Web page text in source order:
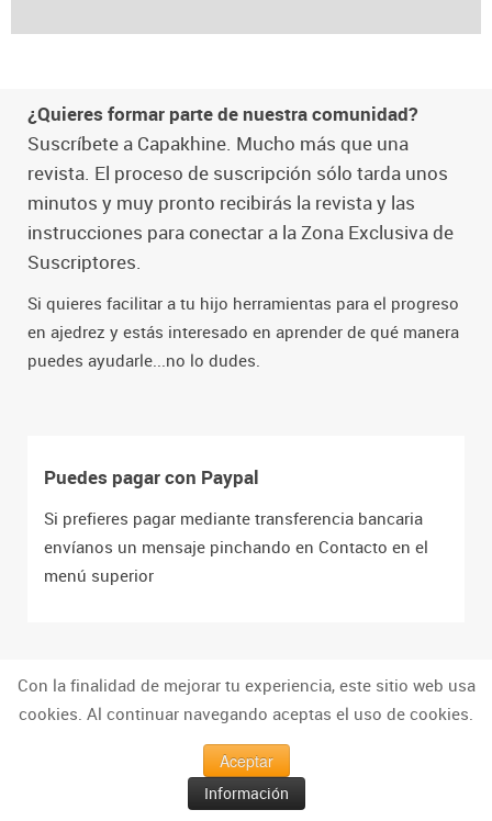
¿Quieres formar parte de nuestra comunidad?
Suscríbete a Capakhine. Mucho más que una
revista. El proceso de suscripción sólo tarda unos
minutos y muy pronto recibirás la revista y las
instrucciones para conectar a la Zona Exclusiva de
Suscriptores.
Si quieres facilitar a tu hijo herramientas para el progreso
en ajedrez y estás interesado en aprender de qué manera
puedes ayudarle...no lo dudes.
Puedes pagar con Paypal
Si prefieres pagar mediante transferencia bancaria
envíanos un mensaje pinchando en Contacto en el
menú superior
Torneos de Ajedrez para Niños
Con la finalidad de mejorar tu experiencia, este sitio web usa
cookies. Al continuar navegando aceptas el uso de cookies.
Aceptar
Información